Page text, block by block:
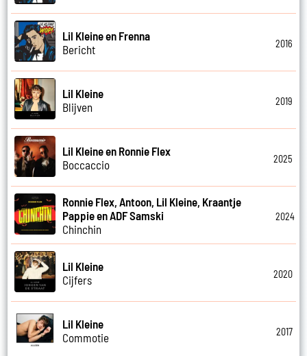
Lil Kleine en Frenna
Bericht
2016
Lil Kleine
Blijven
2019
Lil Kleine en Ronnie Flex
Boccaccio
2025
Ronnie Flex, Antoon, Lil Kleine, Kraantje
Pappie en ADF Samski
Chinchin
2024
Lil Kleine
Cijfers
2020
Lil Kleine
Commotie
2017